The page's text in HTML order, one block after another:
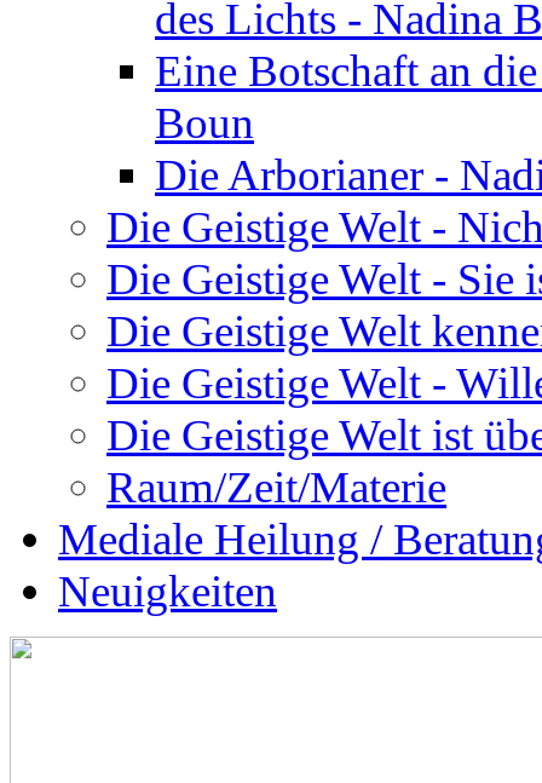
des Lichts - Nadina
Eine Botschaft an
Boun
Die Arborianer -
Die Geistige Welt -
Die Geistige Welt - Sie
Die Geistige Welt
Die Geistige Welt -
Die Geistige Welt ist
Raum/Zeit/Materie
Mediale Heilung /
Neuigkeiten